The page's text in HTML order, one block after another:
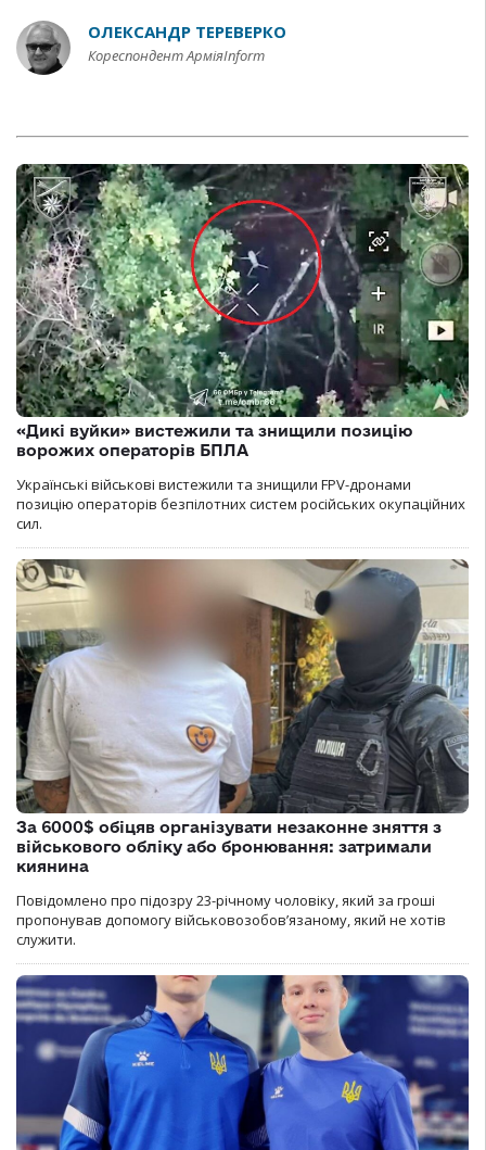
ОЛЕКСАНДР ТЕРЕВЕРКО
Кореспондент АрміяInform
«Дикі вуйки» вистежили та знищили позицію
ворожих операторів БПЛА
Українські військові вистежили та знищили FPV-дронами
позицію операторів безпілотних систем російських окупаційних
сил.
За 6000$ обіцяв організувати незаконне зняття з
військового обліку або бронювання: затримали
киянина
Повідомлено про підозру 23-річному чоловіку, який за гроші
пропонував допомогу військовозобов’язаному, який не хотів
служити.